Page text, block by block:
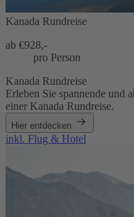
Kanada Rundreise
ab €928,-
pro Person
Kanada Rundreise
Erleben Sie spannende und
einer Kanada Rundreise.
Hier entdecken
inkl. Flug & Hotel